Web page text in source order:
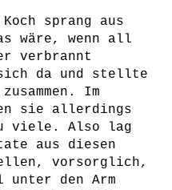
sprang aus
wäre, wenn all
verbrannt
da und stellte
Im
sie allerdings
viele. Also lag
aus diesen
vorsorglich,
den Arm